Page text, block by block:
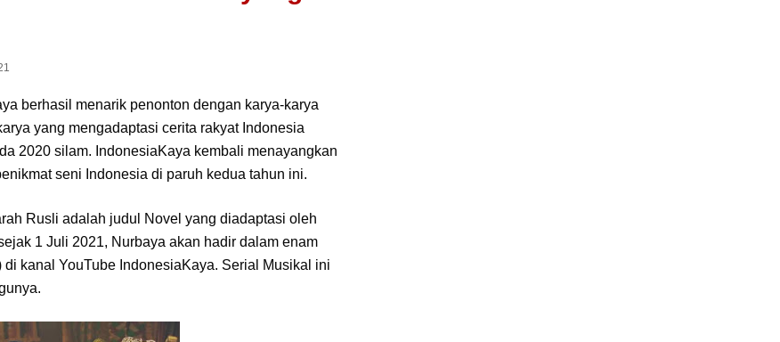
berhasil menarik penonton dengan karya-karya
yang mengadaptasi cerita rakyat Indonesia
2020 silam. IndonesiaKaya kembali menayangkan
seni Indonesia di paruh kedua tahun ini.
Rusli adalah judul Novel yang diadaptasi oleh
1 Juli 2021, Nurbaya akan hadir dalam enam
kanal YouTube IndonesiaKaya. Serial Musikal ini